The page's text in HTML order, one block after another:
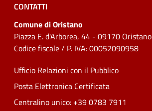
CONTATTI
Comune di Oristano
Piazza E. d'Arborea, 44 - 09170 Oristano
Codice fiscale / P. IVA: 00052090958
Ufficio Relazioni con il Pubblico
Posta Elettronica Certificata
Centralino unico: +39 0783 7911